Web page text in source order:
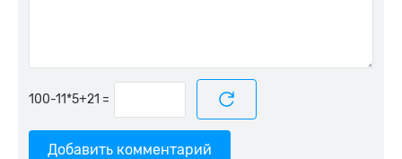
=
Добавить комментарий